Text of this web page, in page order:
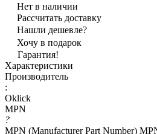
Нет в наличии
Рассчитать доставку
Нашли дешевле?
Хочу в подарок
Гарантия!
Характеристики
Производитель
:
Oklick
MPN
?
MPN (Manufacturer Part Number)